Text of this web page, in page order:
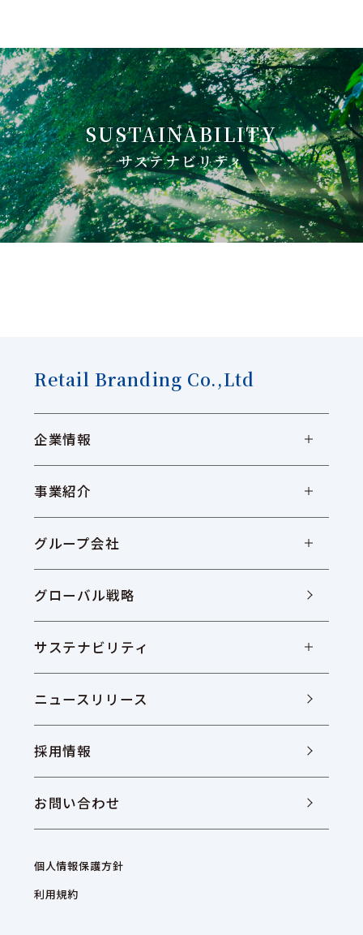
SUSTAINABILITY
サステナビリティ
Retail Branding Co.,Ltd
企業情報
事業紹介
グループ会社
グローバル戦略
サステナビリティ
ニュースリリース
採用情報
お問い合わせ
個人情報保護方針
利用規約